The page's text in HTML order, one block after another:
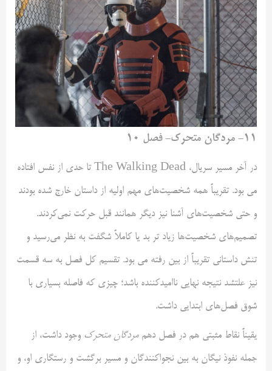
۱۱- مردگان متحرک- فصل ۱۰
در آخر مسیر سریال، The Walking Dead تا حدی از نفس افتاده
می بود. تقریباً همه شخصیت‌های مهم اولیه از داستان خارج شده بودند
و حتی شخصیت‌های آشنا نیز دیگر همانند قبل حرکت نمی‌کردند.
تصمیم‌های شخصیت‌ها زیاد تر بد یا کاملاً شگفت به نظر می‌رسید و
تنش داستانی تقریباً از بین رفته می بود. تقسیم کل فصل به سه قسمت
نیز علتشد نتیجه نهایی ناامیدکننده باشد؛ چیزی که فاصله بسیاری با
شوق فصل‌های ابتدایی داشت.
یقیناً نقاط مثبتی هم در فصل دهممردگان متحرک وجود داشت، از
جمله نفوذ نیگان به بین نجواکنندگان و مسیر برگشت و رستگاری او، و